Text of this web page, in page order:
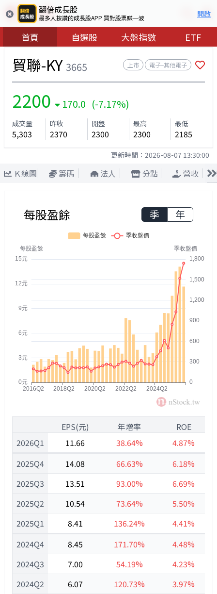
翻倍成長股
最多人按讚的成長股APP 買對股票賺一波 開啟
首頁 自選股 大盤指數 ETF
貿聯-KY 3665 上市 電子–其他電子
2200 170.0 (-7.17%)
成交量
5,303
昨收
2370
開盤
2300
最高
2300
最低
2185
更新時間： 2026-08-07 13:30:00
Ｋ線圖 籌碼 法人 分點 營收
每股盈餘 季 年
2026Q1
2025Q4
2025Q3
2025Q2
2025Q1
2024Q4
2024Q3
2024Q2
EPS(元) 年增率
ROE
11.66
38.64%
4.87%
14.08
66.63%
6.18%
13.51
93.00%
6.69%
10.54
73.64%
5.50%
8.41
136.24%
4.41%
8.45
171.70%
4.48%
7.00
54.19%
4.23%
6.07
120.73%
3.97%